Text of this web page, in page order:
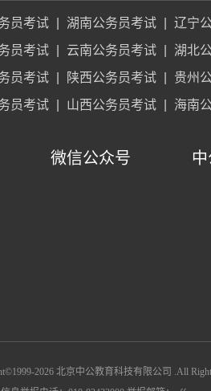
员考试 湖南公务员考试 辽宁
员考试 云南公务员考试 湖北
员考试 陕西公务员考试 贵州
员考试 山西公务员考试 海南
微信公众号
2026 北京中公教育科技有限公司 .All